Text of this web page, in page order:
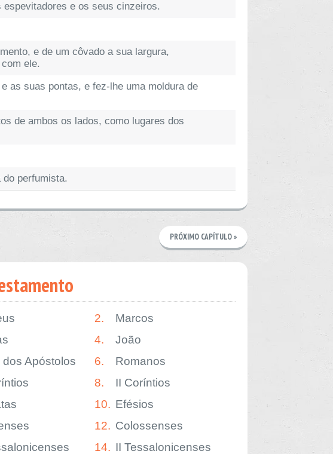
espevitadores e os seus cinzeiros.
e de um côvado a sua largura,
ele.
as suas pontas, e fez-lhe uma moldura de
de ambos os lados, como lugares dos
do perfumista.
PRÓXIMO CAPÍTULO »
2.
Marcos
4.
João
dos Apóstolos 6.
Romanos
8.
II Coríntios
10. Efésios
12. Colossenses
14. II Tessalonicenses